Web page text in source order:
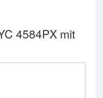
4584PX mit